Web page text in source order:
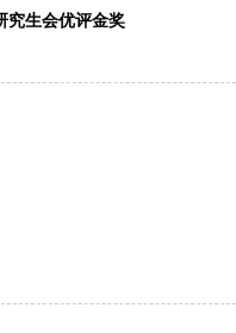
究生会优评金奖